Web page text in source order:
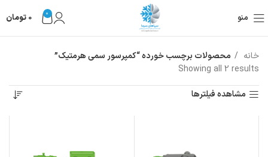
منو 0
0 تومان
خانه
محصولات برچسب خورده “کمپرسور سمی هرمتیک”
Showing all 2 results
مشاهده فیلترها